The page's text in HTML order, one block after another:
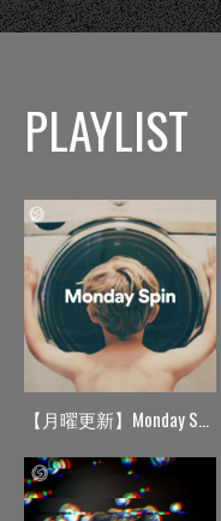
PLAYLIST
【月曜更新】Monday Spin